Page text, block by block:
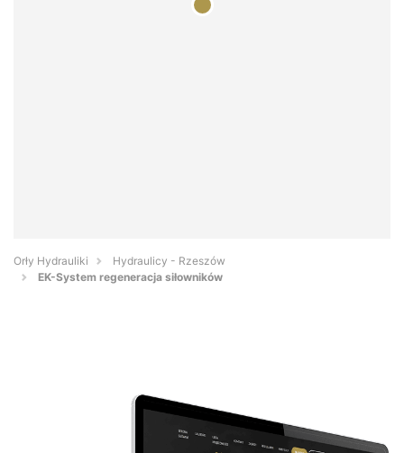
Orły Hydrauliki
Hydraulicy - Rzeszów
EK-System regeneracja siłowników